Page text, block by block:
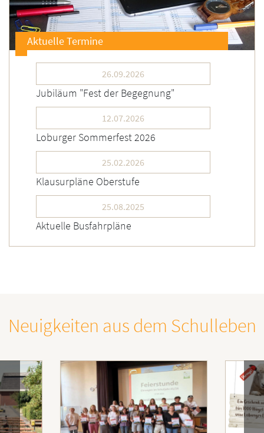
Aktuelle Termine
26.09.2026
Jubiläum "Fest der Begegnung"
12.07.2026
Loburger Sommerfest 2026
25.02.2026
Klausurpläne Oberstufe
25.08.2025
Aktuelle Busfahrpläne
Neuigkeiten aus dem Schulleben